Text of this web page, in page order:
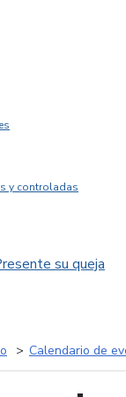
y controladas
su queja
Calendario de